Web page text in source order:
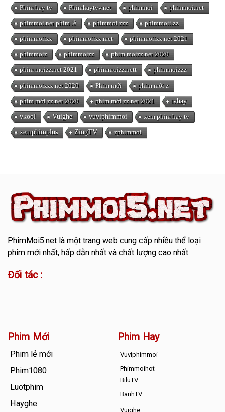
Phim hay tv Phimhaytvv.net phimmoi phimmoi.net
phimmoi.net phim lẻ phimmoi.zzz phimmoii.zz
phimmoiizz phimmoiizz.met phimmoiizz.net 2021
phimmoiz phimmoizz phim moizz.net 2020
phim moizz.net 2021 phimmoizz.nett phimmoizzz
phimmoizzz.net 2020 Phim mới phim mới z
phim mới zz.net 2020 phim mới zz.net 2021 tvhay
vkool Vuighe vuviphimmoi xem phim hay tv
xemphimplus ZingTV zphimmoi
PhimMoi5.netlà một trang web cung cấp nhiều thể loại
phim mới nhất, hấp dẫn nhất và chất lượng cao nhất.
Đối tác :
Phim Mới
Phim lẻ mới
Phim1080
Luotphim
Hayghe
Phim Hay
Vuviphimmoi
Phimmoihot
BiluTV
BanhTV
Vuighe